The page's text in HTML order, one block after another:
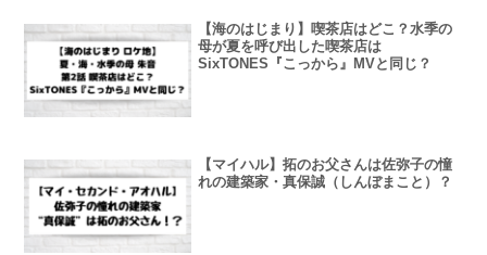
【海のはじまり】喫茶店はどこ？水季の
母が夏を呼び出した喫茶店は
SixTONES『こっから』MVと同じ？
【マイハル】拓のお父さんは佐弥子の憧
れの建築家・真保誠（しんぼまこと）？